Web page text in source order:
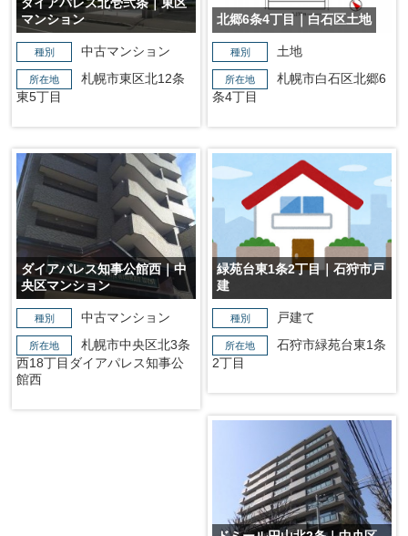
マンション
種別 中古マンション
所在地
札幌市東区北12条
東5丁目
北郷6条4丁目｜白石区土地
種別 土地
所在地
札幌市白石区北郷6
条4丁目
ダイアパレス知事公館西｜中
央区マンション
種別 中古マンション
所在地
札幌市中央区北3条
西18丁目ダイアパレス知事公
館西
緑苑台東1条2丁目｜石狩市戸
建
種別 戸建て
所在地
石狩市緑苑台東1条
2丁目